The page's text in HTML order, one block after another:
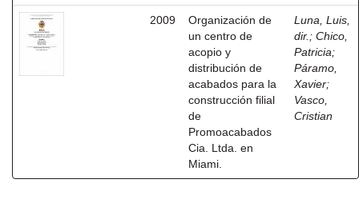
2009
Organización de
un centro de
acopio y
distribución de
acabados para la
construcción filial
de
Promoacabados
Cia. Ltda. en
Miami.
Luna, Luis,
dir. ; Chico,
Patricia;
Páramo,
Xavier;
Vasco,
Cristian